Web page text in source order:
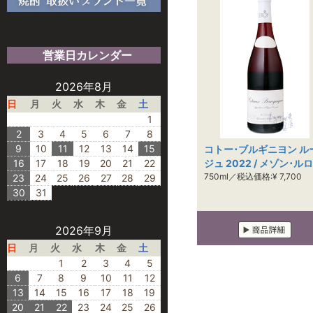
営業日カレンダー
2026年8月
日 月 火 水 木 金
土
1
2
3 4 5 6 7
8
9
10 11 12 13 14
15
16
17 18 19 20 21
22
23
24 25 26 27 28
29
30
31
2026年9月
日 月 火 水 木 金
土
1
2 3 4
5
6
7 8 9 10 11
12
13
14 15 16 17 18
19
20
21 22 23 24 25 26
コトー･ブルギニヨン ル
ジュ 2022 / メゾン･ル
750ml／税込価格:¥ 7,700